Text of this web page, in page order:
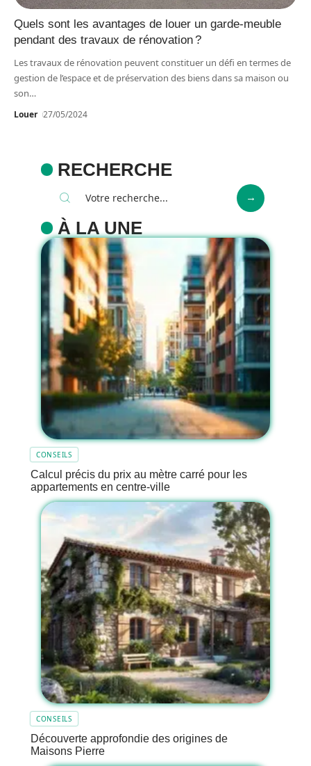
Quels sont les avantages de louer un garde-meuble
pendant des travaux de rénovation ?
Les travaux de rénovation peuvent constituer un défi en termes de
gestion de l’espace et de préservation des biens dans sa maison ou
son…
Louer 27/05/2024
RECHERCHE
À LA UNE
CONSEILS
Calcul précis du prix au mètre carré pour les
appartements en centre-ville
CONSEILS
Découverte approfondie des origines de
Maisons Pierre